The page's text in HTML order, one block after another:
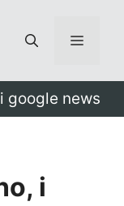
Menu
google news
i